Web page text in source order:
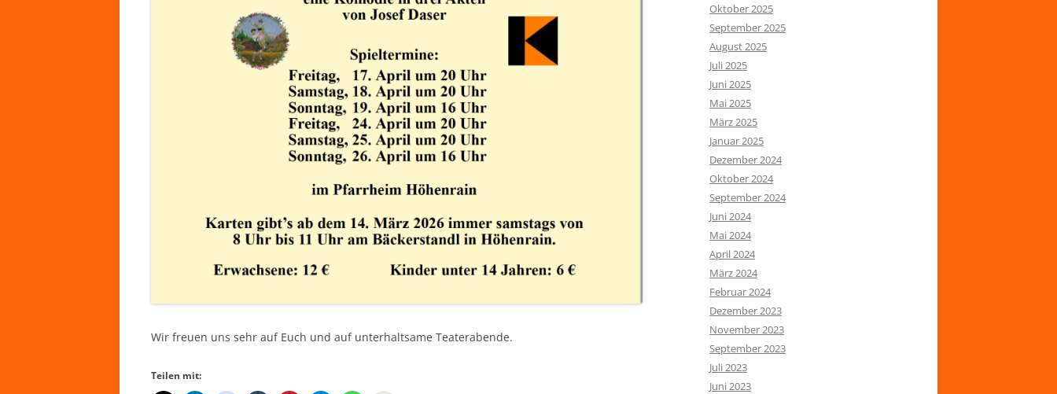
Wir freuen uns sehr auf Euch und auf unterhaltsame Teaterabende.
Teilen mit:
Oktober 2025
September 2025
August 2025
Juli 2025
Juni 2025
Mai 2025
März 2025
Januar 2025
Dezember 2024
Oktober 2024
September 2024
Juni 2024
Mai 2024
April 2024
März 2024
Februar 2024
Dezember 2023
November 2023
September 2023
Juli 2023
Juni 2023